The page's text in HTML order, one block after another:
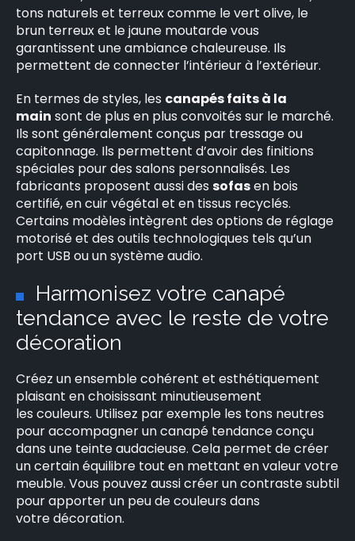
tons naturels et terreux comme le vert olive, le
brun terreux et le jaune moutarde vous
garantissent une ambiance chaleureuse. Ils
permettent de connecter l’intérieur à l’extérieur.
En termes de styles, les canapés faits à la
main sont de plus en plus convoités sur le marché.
Ils sont généralement conçus par tressage ou
capitonnage. Ils permettent d’avoir des finitions
spéciales pour des salons personnalisés. Les
fabricants proposent aussi des sofasen bois
certifié, en cuir végétal et en tissus recyclés.
Certains modèles intègrent des options de réglage
motorisé et des outils technologiques tels qu’un
port USB ou un système audio.
Harmonisez votre canapé
tendance avec le reste de votre
décoration
Créez un ensemble cohérent et esthétiquement
plaisant en choisissant minutieusement
les couleurs. Utilisez par exemple les tons neutres
pour accompagner un canapé tendance conçu
dans une teinte audacieuse. Cela permet de créer
un certain équilibre tout en mettant en valeur votre
meuble. Vous pouvez aussi créer un contraste subtil
pour apporter un peu de couleurs dans
votre décoration.
×
Rechercher
: